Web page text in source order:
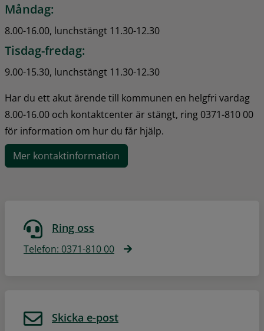
Måndag:
8.00-16.00, lunchstängt 11.30-12.30
Tisdag-fredag:
9.00-15.30, lunchstängt 11.30-12.30
Har du ett akut ärende till kommunen en helgfri vardag
8.00-16.00 och kontaktcenter är stängt, ring 0371-810 00
för information om hur du får hjälp.
Mer kontaktinformation
Ring oss
Telefon: 0371-810 00
Skicka e-post